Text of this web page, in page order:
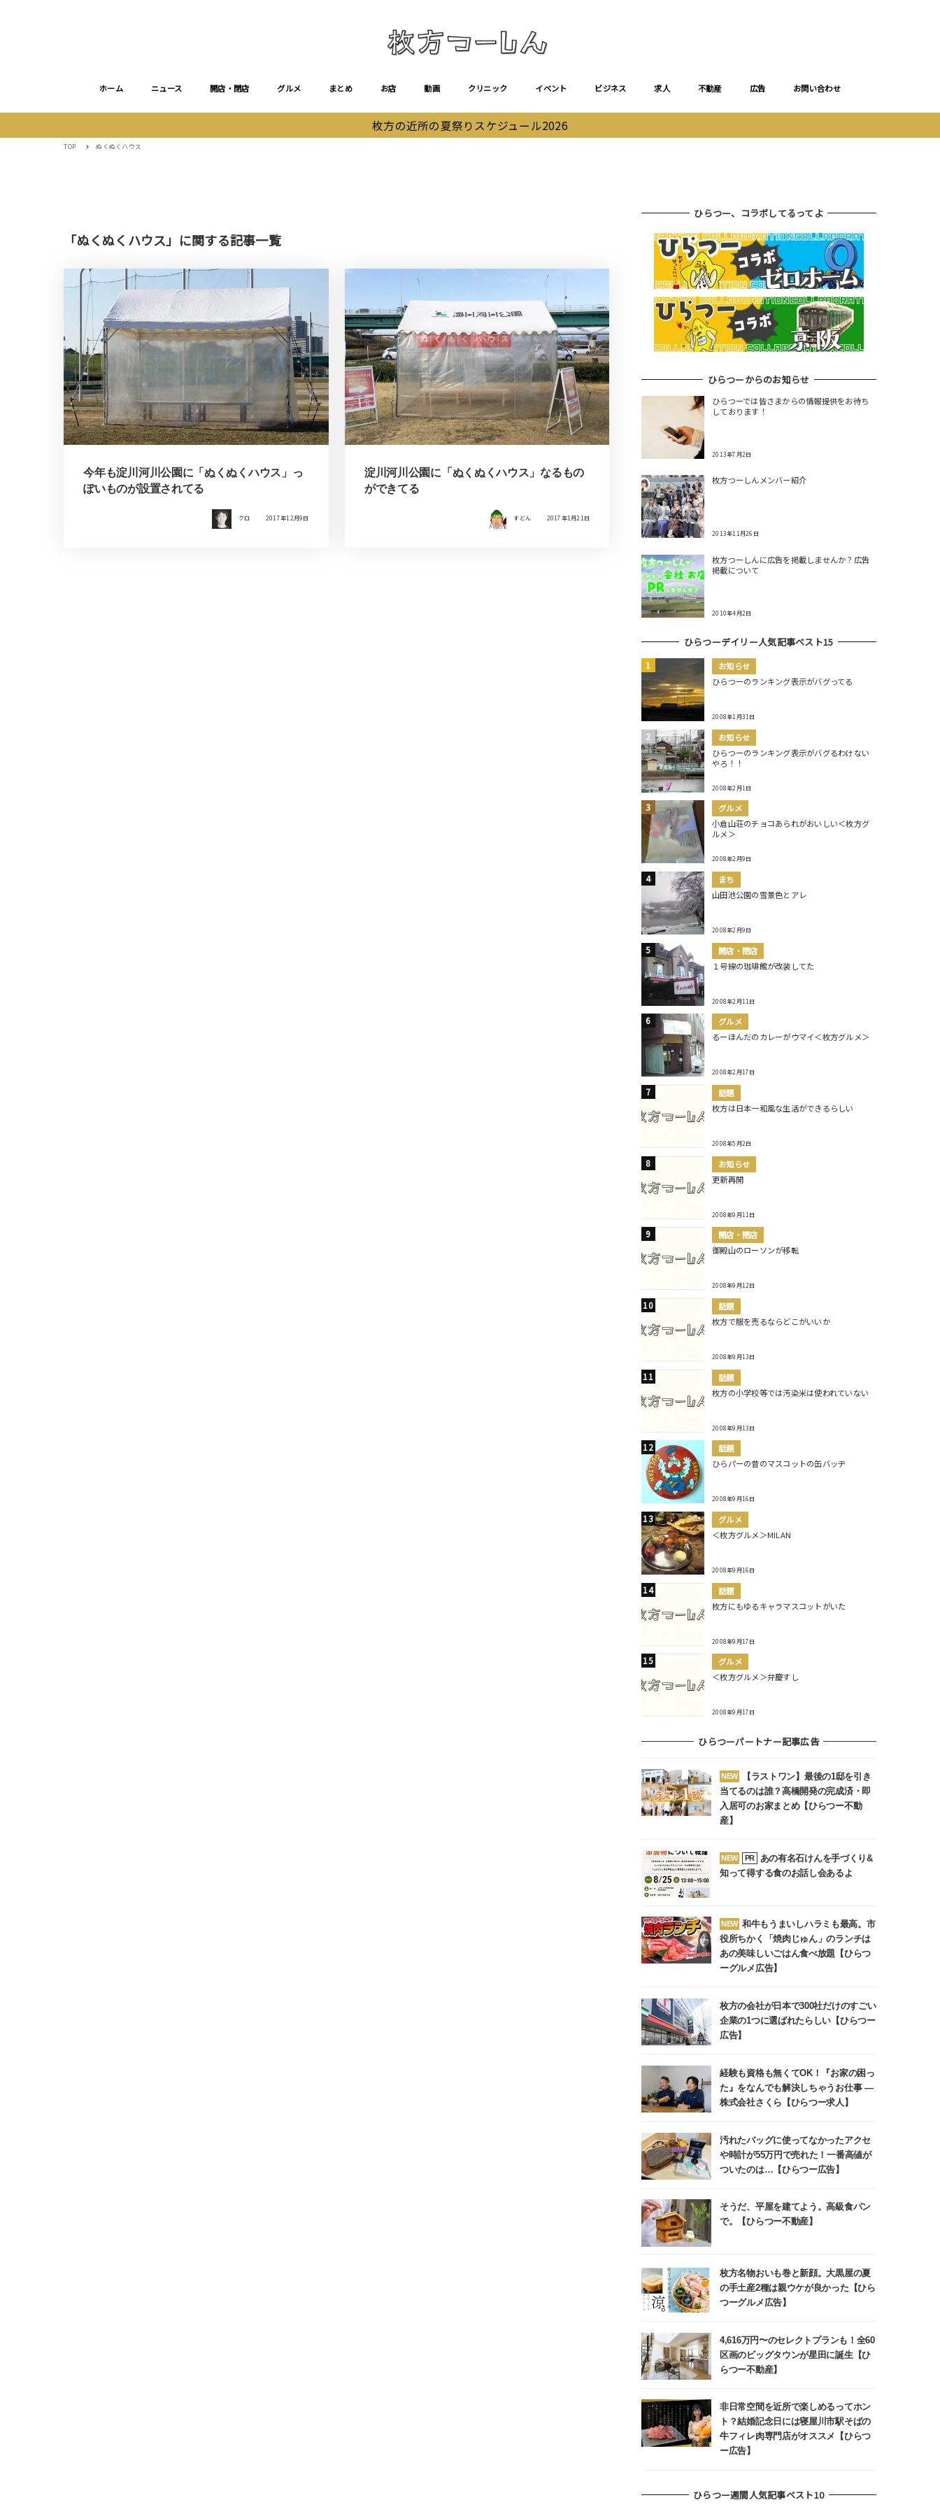
ホーム ニュース 開店・閉店 グルメ まとめ お店 動画 クリニック イベント ビジネス 求人 不動産 広告 お問い合わせ
枚方の近所の夏祭りスケジュール2026
TOP ぬくぬくハウス
「ぬくぬくハウス」に関する記事一覧
今年も淀川河川公園に「ぬくぬくハウス」っ
ぽいものが設置されてる
クロ 2017年12月9日
淀川河川公園に「ぬくぬくハウス」なるもの
ができてる
すどん 2017年1月21日
ひらつー、コラボしてるってよ
ひらつーからのお知らせ
ひらつーでは皆さまからの情報提供をお待ち
しております！
2013年7月2日
枚方つーしんメンバー紹介
2013年11月26日
枚方つーしんに広告を掲載しませんか？広告
掲載について
2010年4月2日
ひらつーデイリー人気記事ベスト15
お知らせ
ひらつーのランキング表示がバグってる
2008年1月31日
お知らせ
ひらつーのランキング表示がバグるわけない
やろ！！
2008年2月1日
グルメ
小倉山荘のチョコあられがおいしい＜枚方グ
ルメ＞
2008年2月9日
まち
山田池公園の雪景色とアレ
2008年2月9日
開店・閉店
１号線の珈琲館が改装してた
2008年2月11日
グルメ
るーほんだのカレーがウマイ＜枚方グルメ＞
2008年2月17日
話題
枚方は日本一和風な生活ができるらしい
2008年5月2日
お知らせ
更新再開
2008年9月11日
開店・閉店
御殿山のローソンが移転
2008年9月12日
話題
枚方で服を売るならどこがいいか
2008年9月13日
話題
枚方の小学校等では汚染米は使われていない
2008年9月13日
話題
ひらパーの昔のマスコットの缶バッヂ
2008年9月16日
グルメ
＜枚方グルメ＞MILAN
2008年9月16日
話題
枚方にもゆるキャラマスコットがいた
2008年9月17日
グルメ
＜枚方グルメ＞弁慶すし
2008年9月17日
ひらつーパートナー記事広告
NEW
【ラストワン】最後の1邸を引き
当てるのは誰？高橋開発の完成済・即
入居可のお家まとめ【ひらつー不動
産】
NEW PR
あの有名石けんを手づくり&
知って得する食のお話し会あるよ
NEW 和牛もうまいしハラミも最高。市
役所ちかく「焼肉じゅん」のランチは
あの美味しいごはん食べ放題【ひらつ
ーグルメ広告】
枚方の会社が日本で300社だけのすごい
企業の1つに選ばれたらしい【ひらつー
広告】
経験も資格も無くてOK！『お家の困っ
た』をなんでも解決しちゃうお仕事 ―
株式会社さくら【ひらつー求人】
汚れたバッグに使ってなかったアクセ
や時計が55万円で売れた！一番高値が
ついたのは…【ひらつー広告】
そうだ、平屋を建てよう。高級食パン
で。【ひらつー不動産】
枚方名物おいも巻と新顔。大黒屋の夏
の手土産2種は親ウケが良かった【ひら
つーグルメ広告】
4,616万円〜のセレクトプランも！全60
区画のビッグタウンが星田に誕生【ひ
らつー不動産】
非日常空間を近所で楽しめるってホン
ト？結婚記念日には寝屋川市駅そばの
牛フィレ肉専門店がオススメ【ひらつ
ー広告】
ひらつー週間人気記事ベスト10